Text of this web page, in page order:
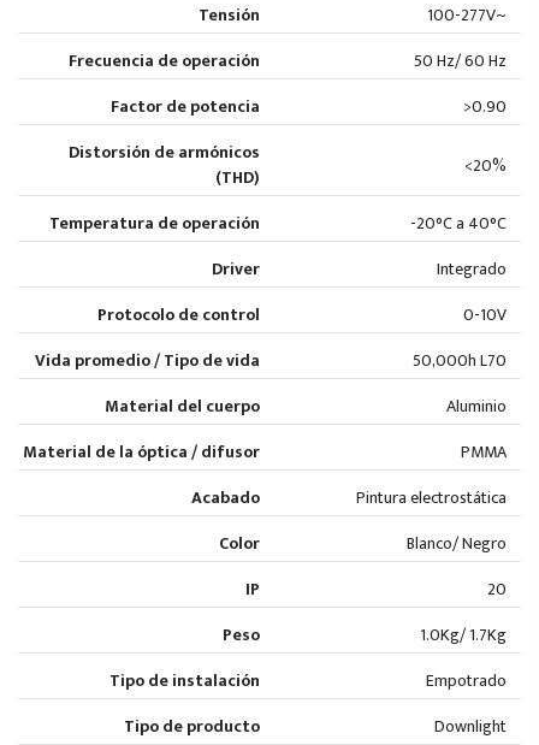
Tensión
100-277V~
Frecuencia de operación
50 Hz/ 60 Hz
Factor de potencia
>0.90
Distorsión de armónicos
(THD)
<20%
Temperatura de operación
-20°C a 40°C
Driver
Integrado
Protocolo de control
0-10V
Vida promedio / Tipo de vida
50,000h L70
Material del cuerpo
Aluminio
Material de la óptica / difusor
PMMA
Acabado
Pintura electrostática
Color
Blanco/ Negro
IP
20
Peso
1.0Kg/ 1.7Kg
Tipo de instalación
Empotrado
Tipo de producto
Downlight